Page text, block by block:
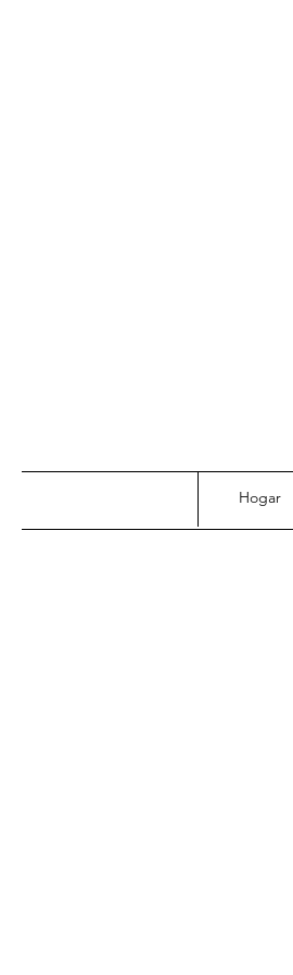
Hogar